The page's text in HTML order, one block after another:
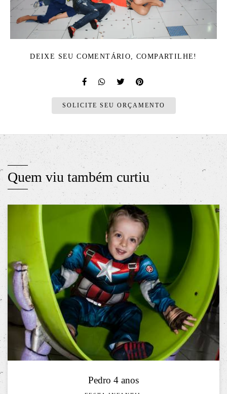
DEIXE SEU COMENTÁRIO, COMPARTILHE!
SOLICITE SEU ORÇAMENTO
Quem viu também curtiu
Pedro 4 anos